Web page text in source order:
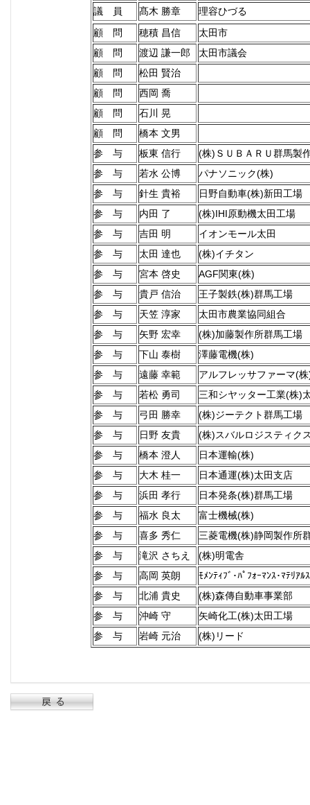
議 員
髙木 勝章
理容ひづる
顧 問
穂積 昌信
太田市
顧 問
渡辺 謙一郎
太田市議会
顧 問
松田 賢治
顧 問
西岡 喬
顧 問
石川 晃
顧 問
橋本 文男
参 与
板東 信行
(株)ＳＵＢＡＲＵ群馬製
参 与
若水 公博
パナソニック(株)
参 与
針生 貴裕
日野自動車(株)新田工場
参 与
内田 了
(株)IHI原動機太田工場
参 与
吉田 明
イオンモール太田
参 与
太田 達也
(株)イチタン
参 与
宮本 啓史
AGF関東(株)
参 与
貴戸 信治
王子製鉄(株)群馬工場
参 与
天笠 淳家
太田市農業協同組合
参 与
矢野 宏幸
(株)加藤製作所群馬工場
参 与
下山 泰樹
澤藤電機(株)
参 与
遠藤 幸範
アルフレッサファーマ(
参 与
若松 勇司
三和シヤッター工業(株)
参 与
弓田 勝幸
(株)ジーテクト群馬工場
参 与
日野 友貴
(株)スバルロジスティク
参 与
橋本 澄人
日本運輸(株)
参 与
大木 桂一
日本通運(株)太田支店
参 与
浜田 孝行
日本発条(株)群馬工場
参 与
福水 良太
富士機械(株)
参 与
喜多 秀仁
三菱電機(株)静岡製作所
参 与
滝沢 さちえ
(株)明電舎
参 与
高岡 英朗
ﾓﾒﾝﾃｨﾌﾞ･ﾊﾟﾌｫｰﾏﾝｽ･ﾏﾃﾘｱ
参 与
北浦 貴史
(株)森傳自動車事業部
参 与
沖崎 守
矢崎化工(株)太田工場
参 与
岩崎 元治 (株)リード